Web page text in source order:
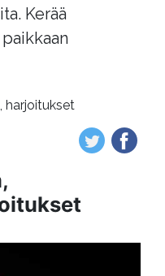
Kerää
harjoitukset